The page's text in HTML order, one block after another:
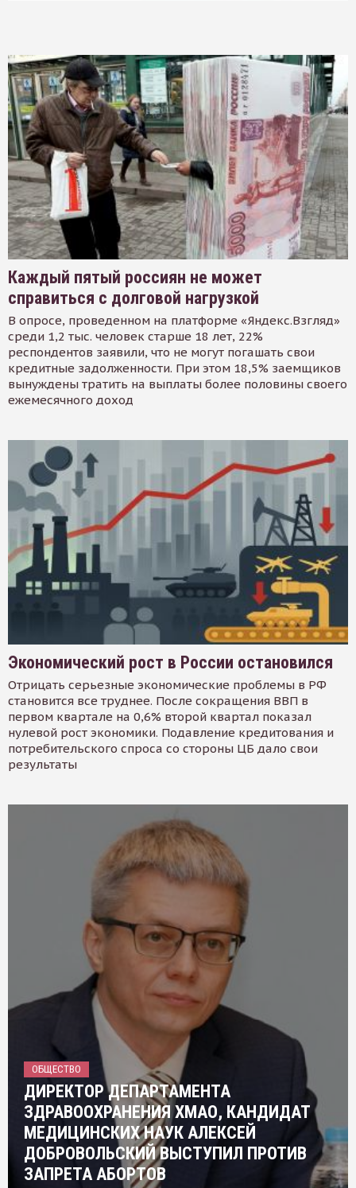
Каждый пятый россиян не может
справиться с долговой нагрузкой
В опросе, проведенном на платформе «Яндекс.Взгляд»
среди 1,2 тыс. человек старше 18 лет, 22%
респондентов заявили, что не могут погашать свои
кредитные задолженности. При этом 18,5% заемщиков
вынуждены тратить на выплаты более половины своего
ежемесячного доход
Экономический рост в России остановился
Отрицать серьезные экономические проблемы в РФ
становится все труднее. После сокращения ВВП в
первом квартале на 0,6% второй квартал показал
нулевой рост экономики. Подавление кредитования и
потребительского спроса со стороны ЦБ дало свои
результаты
ОБЩЕСТВО
ДИРЕКТОР ДЕПАРТАМЕНТА
ЗДРАВООХРАНЕНИЯ ХМАО, КАНДИДАТ
МЕДИЦИНСКИХ НАУК АЛЕКСЕЙ
ДОБРОВОЛЬСКИЙ ВЫСТУПИЛ ПРОТИВ
ЗАПРЕТА АБОРТОВ